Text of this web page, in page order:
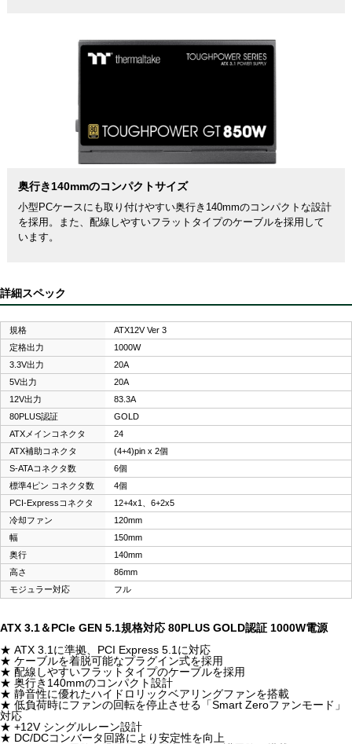
奥行き140mmのコンパクトサイズ
小型PCケースにも取り付けやすい奥行き140mmのコンパクトな設計
を採用。また、配線しやすいフラットタイプのケーブルを採用して
います。
詳細スペック
規格
ATX12V Ver 3
定格出力
1000W
3.3V出力
20A
5V出力
20A
12V出力
83.3A
80PLUS認証
GOLD
ATXメインコネクタ
24
ATX補助コネクタ
(4+4)pin x 2個
S-ATAコネクタ数
6個
標準4ピン コネクタ数
4個
PCI-Expressコネクタ
12+4x1、6+2x5
冷却ファン
120mm
幅
150mm
奥行
140mm
高さ
86mm
モジュラー対応
フル
ATX 3.1＆PCIe GEN 5.1規格対応 80PLUS GOLD認証 1000W電源
★ ATX 3.1に準拠、PCI Express 5.1に対応
★ ケーブルを着脱可能なプラグイン式を採用
★ 配線しやすいフラットタイプのケーブルを採用
★ 奥行き140mmのコンパクト設計
★ 静音性に優れたハイドロリックベアリングファンを搭載
★ 低負荷時にファンの回転を停止させる「Smart Zeroファンモード」
対応
★ +12V シングルレーン設計
★ DC/DCコンバータ回路により安定性を向上